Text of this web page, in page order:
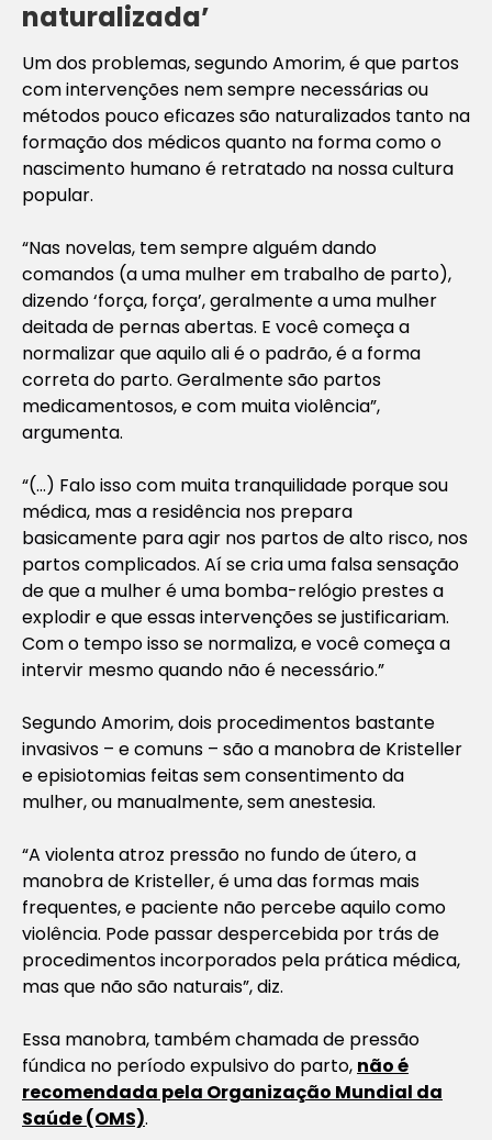
naturalizada’
Um dos problemas, segundo Amorim, é que partos
com intervenções nem sempre necessárias ou
métodos pouco eficazes são naturalizados tanto na
formação dos médicos quanto na forma como o
nascimento humano é retratado na nossa cultura
popular.
“Nas novelas, tem sempre alguém dando
comandos (a uma mulher em trabalho de parto),
dizendo ‘força, força’, geralmente a uma mulher
deitada de pernas abertas. E você começa a
normalizar que aquilo ali é o padrão, é a forma
correta do parto. Geralmente são partos
medicamentosos, e com muita violência”,
argumenta.
“(…) Falo isso com muita tranquilidade porque sou
médica, mas a residência nos prepara
basicamente para agir nos partos de alto risco, nos
partos complicados. Aí se cria uma falsa sensação
de que a mulher é uma bomba-relógio prestes a
explodir e que essas intervenções se justificariam.
Com o tempo isso se normaliza, e você começa a
intervir mesmo quando não é necessário.”
Segundo Amorim, dois procedimentos bastante
invasivos – e comuns – são a manobra de Kristeller
e episiotomias feitas sem consentimento da
mulher, ou manualmente, sem anestesia.
“A violenta atroz pressão no fundo de útero, a
manobra de Kristeller, é uma das formas mais
frequentes, e paciente não percebe aquilo como
violência. Pode passar despercebida por trás de
procedimentos incorporados pela prática médica,
mas que não são naturais”, diz.
Essa manobra, também chamada de pressão
fúndica no período expulsivo do parto, não é
recomendada pela Organização Mundial da
Saúde (OMS).